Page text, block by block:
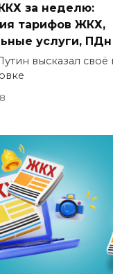
за неделю:
тарифов ЖКХ,
услуги, ПДн
высказал своё